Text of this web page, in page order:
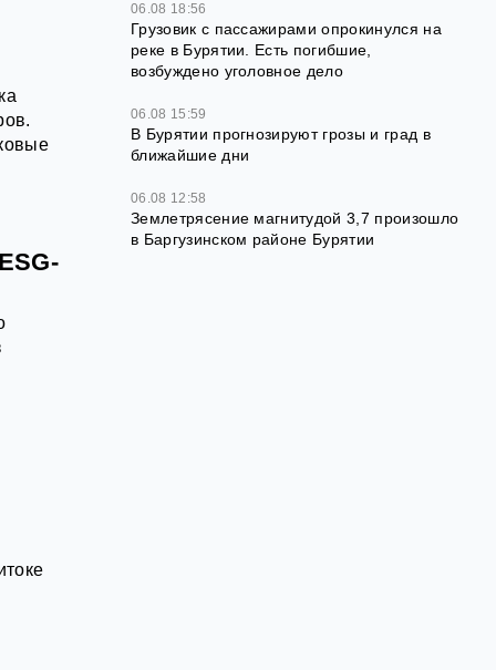
06.08 18:56
Грузовик с пассажирами опрокинулся на
реке в Бурятии. Есть погибшие,
возбуждено уголовное дело
06.08 15:59
В Бурятии прогнозируют грозы и град в
ближайшие дни
06.08 12:58
Землетрясение магнитудой 3,7 произошло
в Баргузинском районе Бурятии